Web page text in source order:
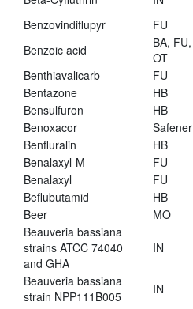
Benzovindiflupyr
FU
Benzoic acid
BA, FU,
OT
Benthiavalicarb
FU
Bentazone
HB
Bensulfuron
HB
Benoxacor
Safener
Benfluralin
HB
Benalaxyl-M
FU
Benalaxyl
FU
Beflubutamid
HB
Beer
MO
Beauveria bassiana
strains ATCC 74040
and GHA
IN
Beauveria bassiana
strain NPP111B005
IN